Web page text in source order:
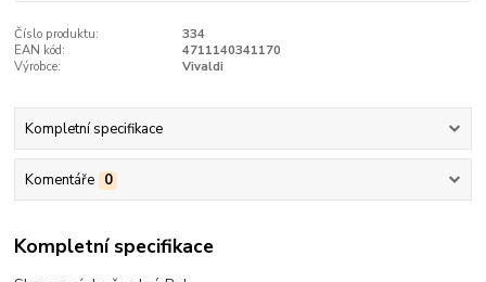
Číslo produktu:
334
EAN kód:
4711140341170
Výrobce:
Vivaldi
Kompletní specifikace
Komentáře 0
Kompletní specifikace